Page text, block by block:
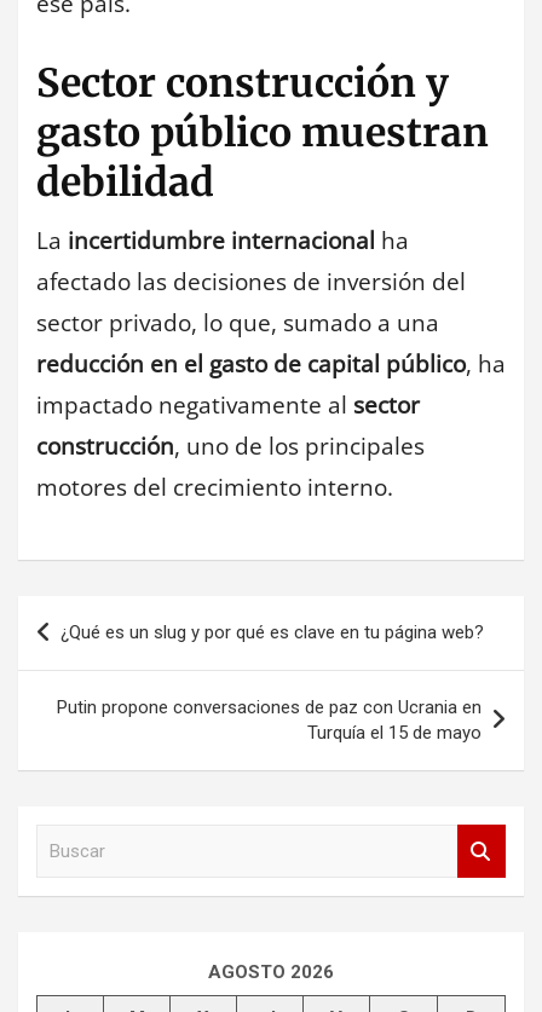
Sector construcción y
gasto público muestran
debilidad
La incertidumbre internacional ha
afectado las decisiones de inversión del
sector privado, lo que, sumado a una
reducción en el gasto de capital público, ha
impactado negativamente al sector
construcción, uno de los principales
motores del crecimiento interno.
Navegación
de
entradas
¿Qué es un slug y por qué es clave en tu página web?
Putin propone conversaciones de paz con Ucrania en
Turquía el 15 de mayo
AGOSTO 2026